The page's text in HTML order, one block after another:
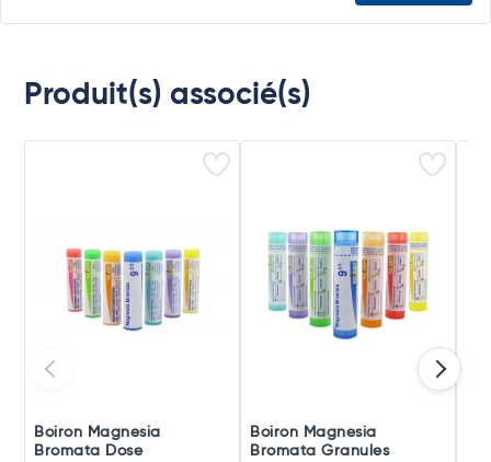
Produit(s) associé(s)
Boiron Magnesia
Bromata Dose
Boiron Magnesia
Bromata Granules